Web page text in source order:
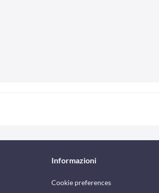
Informazioni
Cookie preferences